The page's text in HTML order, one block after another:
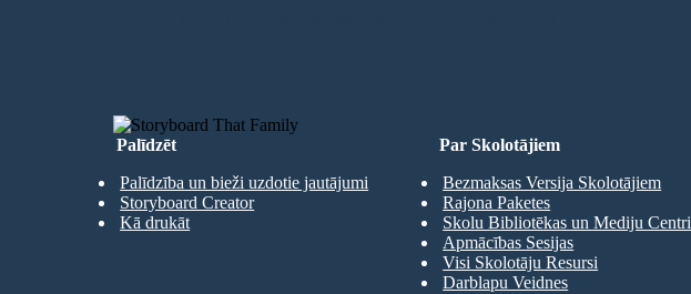
Palīdzēt
Palīdzība un bieži uzdotie jautājumi
Storyboard Creator
Kā drukāt
Par Skolotājiem
Bezmaksas Versija Skolotājiem
Rajona Paketes
Skolu Bibliotēkas un Mediju Centri
Apmācības Sesijas
Visi Skolotāju Resursi
Darblapu Veidnes